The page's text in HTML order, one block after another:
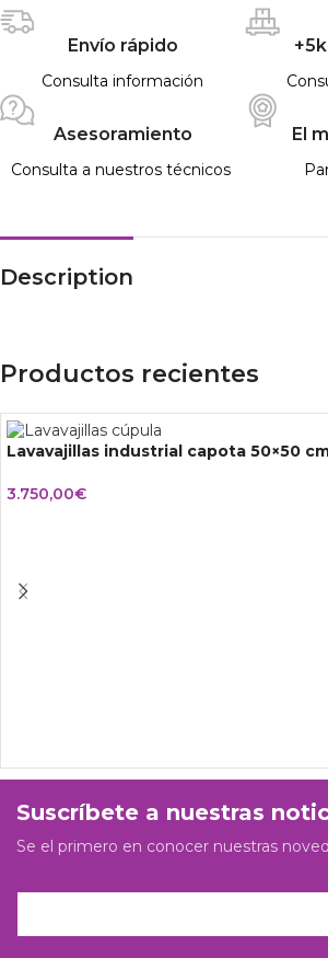
Envío rápido
Consulta información
Asesoramiento
Consulta a nuestros técnicos
El
Description
Productos recientes
Lavavajillas industrial capota 50×50
3.750,00€
Suscríbete a nuestras
Se el primero en conocer nuestras